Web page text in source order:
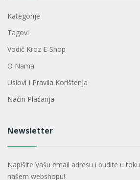
Kategorije
Tagovi
Vodič Kroz E-Shop
O Nama
Uslovi I Pravila Korištenja
Način Plaćanja
Newsletter
Napišite Vašu email adresu i budite u
našem webshopu!